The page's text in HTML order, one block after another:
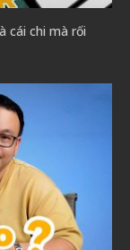
cái chi mà rối